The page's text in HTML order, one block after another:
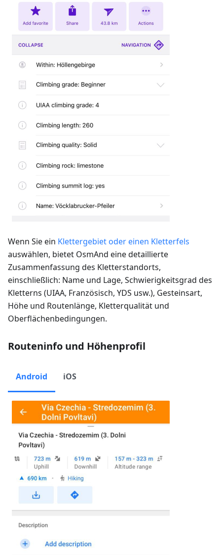
Wenn Sie ein Klettergebiet oder einen Kletterfels
auswählen, bietet OsmAnd eine detaillierte
Zusammenfassung des Kletterstandorts,
einschließlich: Name und Lage, Schwierigkeitsgrad des
Kletterns (UIAA, Französisch, YDS usw.), Gesteinsart,
Höhe und Routenlänge, Kletterqualität und
Oberflächenbedingungen.
Routeninfo und Höhenprofil
Android iOS